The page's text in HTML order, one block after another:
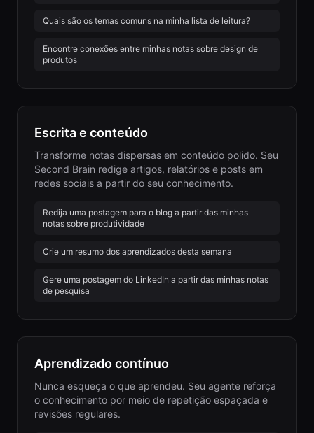
Quais são os temas comuns na minha lista de leitura?
Encontre conexões entre minhas notas sobre design de
produtos
Escrita e conteúdo
Transforme notas dispersas em conteúdo polido. Seu
Second Brain redige artigos, relatórios e posts em
redes sociais a partir do seu conhecimento.
Redija uma postagem para o blog a partir das minhas
notas sobre produtividade
Crie um resumo dos aprendizados desta semana
Gere uma postagem do LinkedIn a partir das minhas notas
de pesquisa
Aprendizado contínuo
Nunca esqueça o que aprendeu. Seu agente reforça
o conhecimento por meio de repetição espaçada e
revisões regulares.